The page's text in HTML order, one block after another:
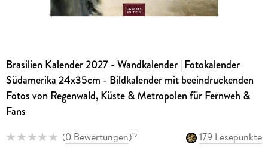
Brasilien Kalender 2027 - Wandkalender | Fotokalender
Südamerika 24x35cm - Bildkalender mit beeindruckenden
Fotos von Regenwald, Küste & Metropolen für Fernweh &
Fans
(0 Bewertungen)15
179 Lesepunkte